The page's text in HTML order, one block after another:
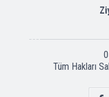
Tüm Hakları